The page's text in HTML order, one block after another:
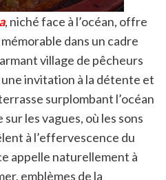
, niché face à l’océan, offre
dans un cadre
village de pêcheurs
invitation à la détente et
surplombant l’océan
les vagues, où les sons
à l’effervescence du
appelle naturellement à
emblèmes de la